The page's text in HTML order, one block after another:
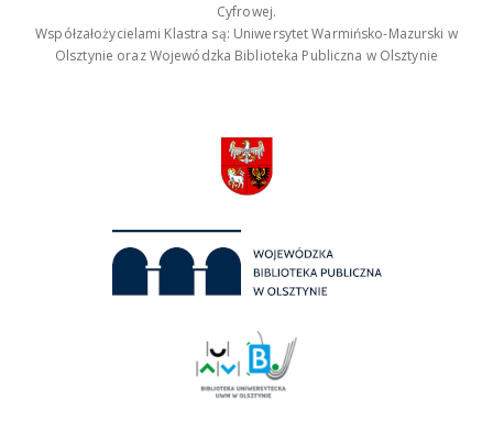
Cyfrowej.
Współzałożycielami Klastra są: Uniwersytet Warmińsko-Mazurski w
Olsztynie oraz Wojewódzka Biblioteka Publiczna w Olsztynie